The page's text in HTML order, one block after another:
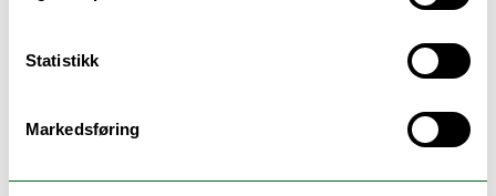
Statistikk
Markedsføring
lakselus krev meir oppfølging. Varmare og
ustabile havtilhøve gjer både fiskevelferd
belastning og høgare ulukkesrisiko for